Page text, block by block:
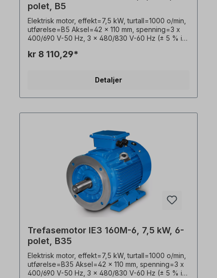
polet, B5
Elektrisk motor, effekt=7,5 kW, turtall=1000 o/min,
utførelse=B5 Aksel=42 x 110 mm, spenning=3 x
400/690 V-50 Hz, 3 x 480/830 V-60 Hz (± 5 % i
Virkningsgradsklasse=IE3, virkningsgrad=89,1 %,
PTC-termistorer, Driftsmodus=S1- 100 % ED,
støpejern, isolasjonsklasse=F (155 °C),
clutchdrift. For remdrift anbefaler vi forsterkede
sylindriske rullelagre Elektromotoren er egnet for
bruk med frekvensomformere og for begge
rotasjonsretninger. I henhold til VDE 0105 og IEC
364 må alt arbeid på den elektriske drivenheten
kun utføres av kvalifisert personell. For
modifikasjoner eller spesialutførelser, vennligst
send oss en forespørsel. Alle produktbilder er
uforpliktende eksempler! Med forbehold om
tekniske endringer.
kr 8 110,29*
Detaljer
Trefasemotor IE3 160M-6, 7,5 kW, 6-
polet, B35
Elektrisk motor, effekt=7,5 kW, turtall=1000 o/min,
utførelse=B35 Aksel=42 x 110 mm, spenning=3 x
400/690 V-50 Hz, 3 x 480/830 V-60 Hz (± 5 % i